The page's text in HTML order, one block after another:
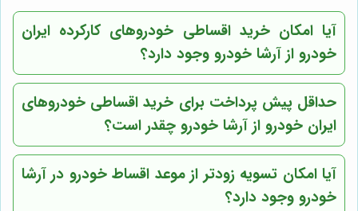
آیا امکان خرید اقساطی خودروهای کارکرده ایران
خودرو از آرشا خودرو وجود دارد؟
حداقل پیش پرداخت برای خرید اقساطی خودروهای
ایران خودرو از آرشا خودرو چقدر است؟
آیا امکان تسویه زودتر از موعد اقساط خودرو در آرشا
خودرو وجود دارد؟